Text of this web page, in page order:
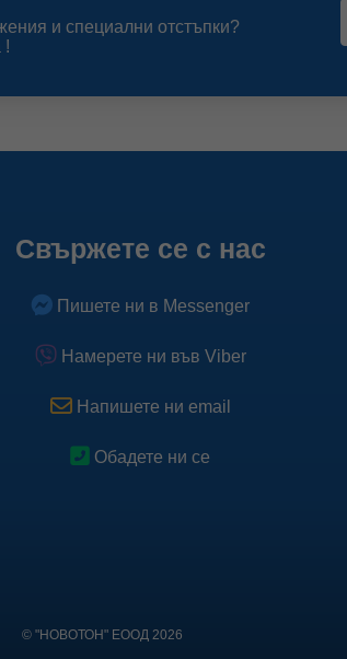
и специални отстъпки?
!
Свържете се с нас
Пишете ни в Messenger
Намерете ни във Viber
Напишете ни email
Обадете ни се
© "НОВОТОН" ЕООД 2026